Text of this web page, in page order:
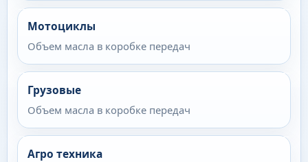
Мотоциклы
Объем масла в коробке передач
Грузовые
Объем масла в коробке передач
Агро техника